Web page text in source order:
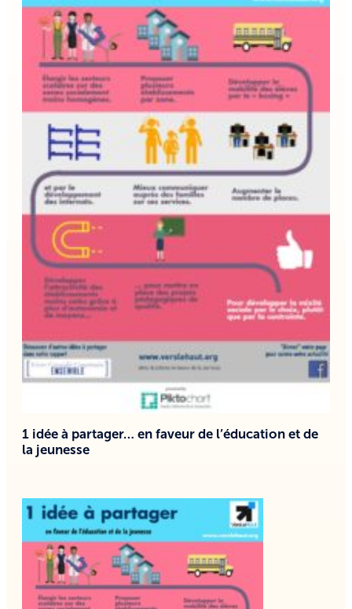
1 idée à partager… en faveur de l’éducation et de
la jeunesse